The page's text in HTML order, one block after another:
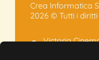
Crea Informatica
2026 © Tutti i
Victoria
Via Ramelli,